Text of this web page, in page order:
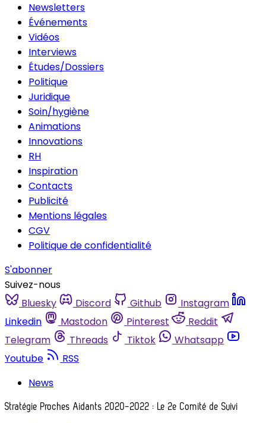
Newsletters
Événements
Vidéos
Interviews
Études/Dossiers
Politique
Juridique
Soin/hygiène
Animations
Innovations
RH
Inspiration
Contacts
Publicité
Mentions légales
CGV
Politique de confidentialité
S'abonner
Suivez-nous
Bluesky
Discord Github
Instagram
Linkedin
Mastodon Pinterest
Reddit
Telegram
Threads Tiktok
Whatsapp
Youtube
RSS
News
Stratégie Proches Aidants 2020-2022 : Le 2e Comité de Suivi